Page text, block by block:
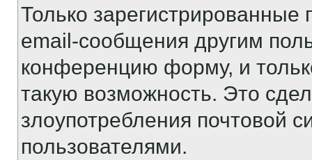
Только зарегистрированные
email-сообщения другим
конференцию форму, и
такую возможность. Это
злоупотребления почтовой
пользователями.